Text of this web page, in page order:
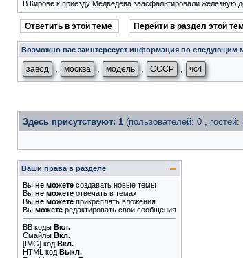
В Кирове к приезду Медведева заасфальтировали железную
Ответить в этой теме Перейти в раздел этой
Возможно вас заинтересует информация по следующим
завод москва модель СССР чс4
Здесь присутствуют: 1 (пользователей: 0 , гостей:
Ваши права в разделе
Вы не можете создавать новые темы
Вы не можете отвечать в темах
Вы не можете прикреплять вложения
Вы можете редактировать свои сообщения
BB коды Вкл.
Смайлы Вкл.
[IMG] код Вкл.
HTML код Выкл.